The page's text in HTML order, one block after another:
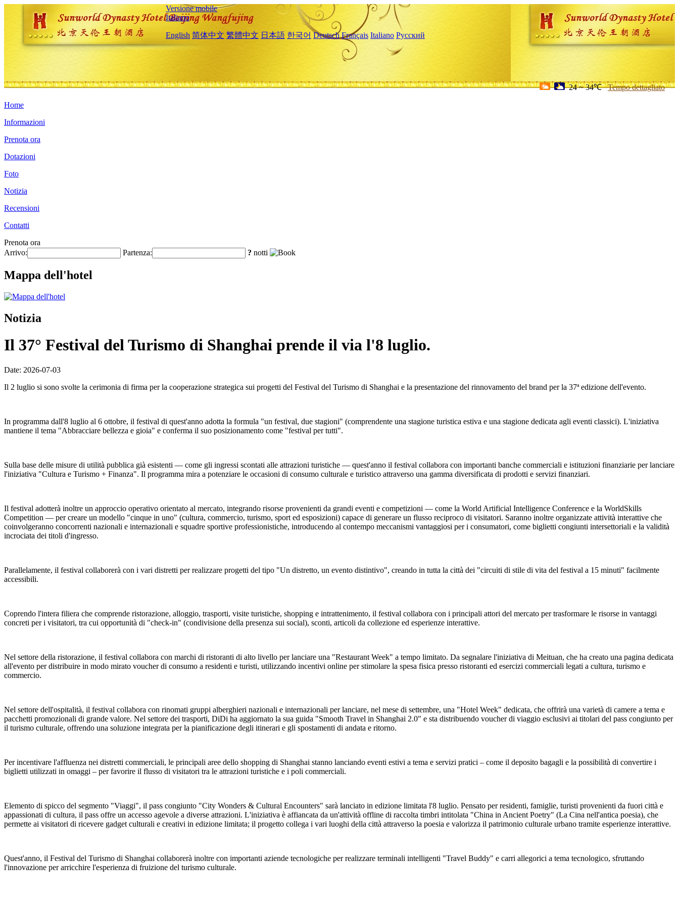
Versione mobile
Italiano
English 简体中文 繁體中文 日本語 한국어 Deutsch Français Italiano Русский
24 ~ 34℃ Tempo dettagliato
Home
Informazioni
Prenota ora
Dotazioni
Foto
Notizia
Recensioni
Contatti
Prenota ora
Arrivo:
Partenza: ? notti
Mappa dell'hotel
Notizia
Il 37° Festival del Turismo di Shanghai prende il via l'8 luglio.
Date: 2026-07-03
Il 2 luglio si sono svolte la cerimonia di firma per la cooperazione strategica sui progetti del Festival del Turismo di Shanghai e la presentazione del rinnovamento del brand per la 37ª edizione dell'evento.
In programma dall'8 luglio al 6 ottobre, il festival di quest'anno adotta la formula "un festival, due stagioni" (comprendente una stagione turistica estiva e una stagione dedicata agli eventi classici). L'iniziativa
mantiene il tema "Abbracciare bellezza e gioia" e conferma il suo posizionamento come "festival per tutti".
Sulla base delle misure di utilità pubblica già esistenti — come gli ingressi scontati alle attrazioni turistiche — quest'anno il festival collabora con importanti banche commerciali e istituzioni finanziarie per lanciare
l'iniziativa "Cultura e Turismo + Finanza". Il programma mira a potenziare le occasioni di consumo culturale e turistico attraverso una gamma diversificata di prodotti e servizi finanziari.
Il festival adotterà inoltre un approccio operativo orientato al mercato, integrando risorse provenienti da grandi eventi e competizioni — come la World Artificial Intelligence Conference e la WorldSkills
Competition — per creare un modello "cinque in uno" (cultura, commercio, turismo, sport ed esposizioni) capace di generare un flusso reciproco di visitatori. Saranno inoltre organizzate attività interattive che
coinvolgeranno concorrenti nazionali e internazionali e squadre sportive professionistiche, introducendo al contempo meccanismi vantaggiosi per i consumatori, come biglietti congiunti intersettoriali e la validità
incrociata dei titoli d'ingresso.
Parallelamente, il festival collaborerà con i vari distretti per realizzare progetti del tipo "Un distretto, un evento distintivo", creando in tutta la città dei "circuiti di stile di vita del festival a 15 minuti" facilmente
accessibili.
Coprendo l'intera filiera che comprende ristorazione, alloggio, trasporti, visite turistiche, shopping e intrattenimento, il festival collabora con i principali attori del mercato per trasformare le risorse in vantaggi
concreti per i visitatori, tra cui opportunità di "check-in" (condivisione della presenza sui social), sconti, articoli da collezione ed esperienze interattive.
Nel settore della ristorazione, il festival collabora con marchi di ristoranti di alto livello per lanciare una "Restaurant Week" a tempo limitato. Da segnalare l'iniziativa di Meituan, che ha creato una pagina dedicata
all'evento per distribuire in modo mirato voucher di consumo a residenti e turisti, utilizzando incentivi online per stimolare la spesa fisica presso ristoranti ed esercizi commerciali legati a cultura, turismo e
commercio.
Nel settore dell'ospitalità, il festival collabora con rinomati gruppi alberghieri nazionali e internazionali per lanciare, nel mese di settembre, una "Hotel Week" dedicata, che offrirà una varietà di camere a tema e
pacchetti promozionali di grande valore. Nel settore dei trasporti, DiDi ha aggiornato la sua guida "Smooth Travel in Shanghai 2.0" e sta distribuendo voucher di viaggio esclusivi ai titolari del pass congiunto per
il turismo culturale, offrendo una soluzione integrata per la pianificazione degli itinerari e gli spostamenti di andata e ritorno.
Per incentivare l'affluenza nei distretti commerciali, le principali aree dello shopping di Shanghai stanno lanciando eventi estivi a tema e servizi pratici – come il deposito bagagli e la possibilità di convertire i
biglietti utilizzati in omaggi – per favorire il flusso di visitatori tra le attrazioni turistiche e i poli commerciali.
Elemento di spicco del segmento "Viaggi", il pass congiunto "City Wonders & Cultural Encounters" sarà lanciato in edizione limitata l'8 luglio. Pensato per residenti, famiglie, turisti provenienti da fuori città e
appassionati di cultura, il pass offre un accesso agevole a diverse attrazioni. L'iniziativa è affiancata da un'attività offline di raccolta timbri intitolata "China in Ancient Poetry" (La Cina nell'antica poesia), che
permette ai visitatori di ricevere gadget culturali e creativi in edizione limitata; il progetto collega i vari luoghi della città attraverso la poesia e valorizza il patrimonio culturale urbano tramite esperienze interattive.
Quest'anno, il Festival del Turismo di Shanghai collaborerà inoltre con importanti aziende tecnologiche per realizzare terminali intelligenti "Travel Buddy" e carri allegorici a tema tecnologico, sfruttando
l'innovazione per arricchire l'esperienza di fruizione del turismo culturale.